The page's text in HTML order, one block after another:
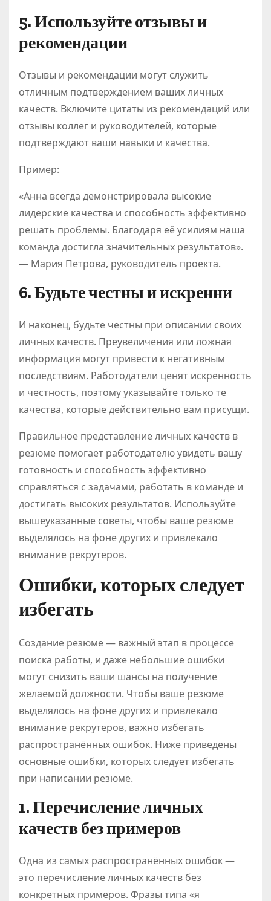
5. Используйте отзывы и
рекомендации
Отзывы и рекомендации могут служить
отличным подтверждением ваших личных
качеств. Включите цитаты из рекомендаций или
отзывы коллег и руководителей, которые
подтверждают ваши навыки и качества.
Пример:
«Анна всегда демонстрировала высокие
лидерские качества и способность эффективно
решать проблемы. Благодаря её усилиям наша
команда достигла значительных результатов».
— Мария Петрова, руководитель проекта.
6. Будьте честны и искренни
И наконец, будьте честны при описании своих
личных качеств. Преувеличения или ложная
информация могут привести к негативным
последствиям. Работодатели ценят искренность
и честность, поэтому указывайте только те
качества, которые действительно вам присущи.
Правильное представление личных качеств в
резюме помогает работодателю увидеть вашу
готовность и способность эффективно
справляться с задачами, работать в команде и
достигать высоких результатов. Используйте
вышеуказанные советы, чтобы ваше резюме
выделялось на фоне других и привлекало
внимание рекрутеров.
Ошибки, которых следует
избегать
Создание резюме — важный этап в процессе
поиска работы, и даже небольшие ошибки
могут снизить ваши шансы на получение
желаемой должности. Чтобы ваше резюме
выделялось на фоне других и привлекало
внимание рекрутеров, важно избегать
распространённых ошибок. Ниже приведены
основные ошибки, которых следует избегать
при написании резюме.
1. Перечисление личных
качеств без примеров
Одна из самых распространённых ошибок —
это перечисление личных качеств без
конкретных примеров. Фразы типа «я